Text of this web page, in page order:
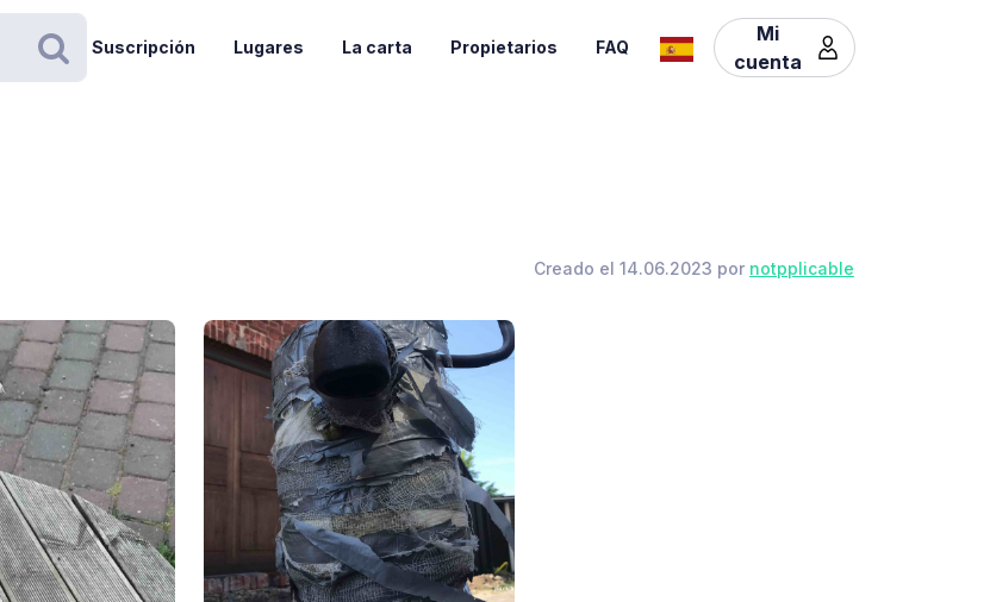
Buscar
Suscripción Lugares La carta Propietarios FAQ
Mi
cuenta
Creado el 14.06.2023 por notpplicable